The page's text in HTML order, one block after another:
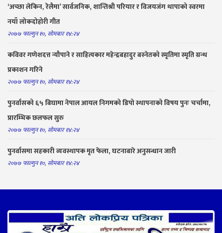
‘अच्छा लेकिन, रेलैमा’ सार्वजनिक, शान्तिश्री परियार र विजयजंग थापाको स्वरमा
नयाँ लोकदोहोरी गीत
२०७७ फाल्गुन १०, सोमबार १४:२४
कविवर गणेशदत्त न्यौपाने र साहित्यकार महेन्द्रबहादुर बस्नेतको स्मृतिमा स्मृति ग्रन्थ
प्रकाशन गरिने
२०७७ फाल्गुन १०, सोमबार १४:२४
पुनर्वासको ६५ बिघामा नेपाल आयल निगमको डिपो स्थापनाको विषय पुनः चर्चामा,
प्रारम्भिक छलफल सुरु
२०७७ फाल्गुन १०, सोमबार १४:२४
पुनर्वासमा सहकारी व्यवस्थापक मृत फेला, घटनाबारे अनुसन्धान जारी
२०७७ फाल्गुन १०, सोमबार १४:२४